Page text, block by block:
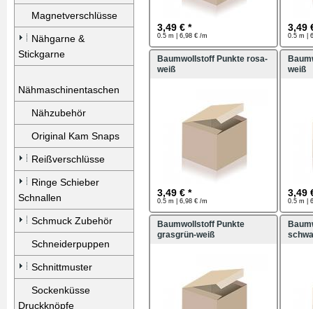
Magnetverschlüsse
Nähgarne &
Stickgarne
Nähmaschinentaschen
Nähzubehör
Original Kam Snaps
Reißverschlüsse
Ringe Schieber
Schnallen
Schmuck Zubehör
Schneiderpuppen
Schnittmuster
Sockenküsse
Druckknöpfe
3,49 € *
0.5 m | 6,98 € /m
3,49
0.5 m |
Baumwollstoff Punkte rosa-
weiß
3,49 € *
0.5 m | 6,98 € /m
weiß
3,49
0.5 m |
Baumwollstoff Punkte
grasgrün-weiß